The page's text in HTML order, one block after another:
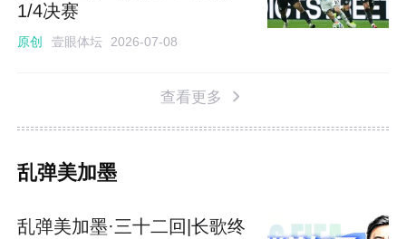
1/4决赛
原创 壹眼体坛 2026-07-08
查看更多
乱弹美加墨
乱弹美加墨·三十二回|长歌终